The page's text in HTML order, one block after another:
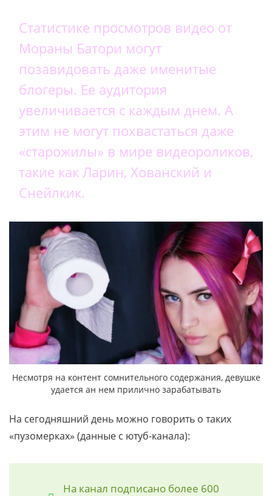
Статистике просмотров видео от
Мораны Батори могут
позавидовать даже именитые
блогеры. Ее аудитория
увеличивается с каждым днем. А
этим не могут похвастаться даже
«старожилы» в мире видеороликов,
такие как Ларин, Хованский и
Снейлкик.
Несмотря на контент сомнительного содержания, девушке
удается ан нем прилично зарабатывать
На сегодняшний день можно говорить о таких
«пузомерках» (данные с ютуб-канала):
На канал подписано более 600